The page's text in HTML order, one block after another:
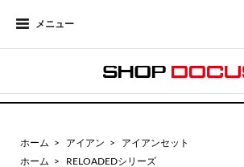
メニュー
ホーム > アイアン >
アイアンセット
ホーム
> RELOADEDシリーズ